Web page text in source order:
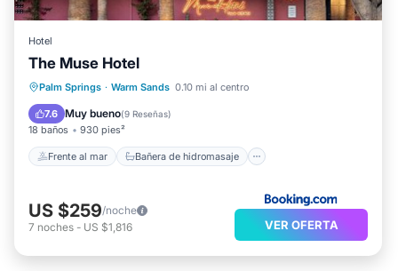
Hotel
The Muse Hotel
Palm Springs · Warm Sands 0.10 mi al centro
7.6 Muy bueno(9 Reseñas)
18 baños 930 pies²
Frente al mar Bañera de hidromasaje
Frente al mar
Bañera de hidromasaje
Desayuno
Aparcamiento
US $259/noche
7 noches - US $1,816 VER OFERTA